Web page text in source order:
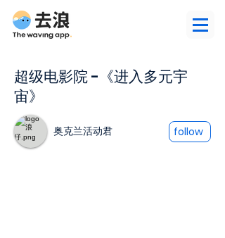
超级电影院 -《进入多元宇
宙》
奥克兰活动君 follow